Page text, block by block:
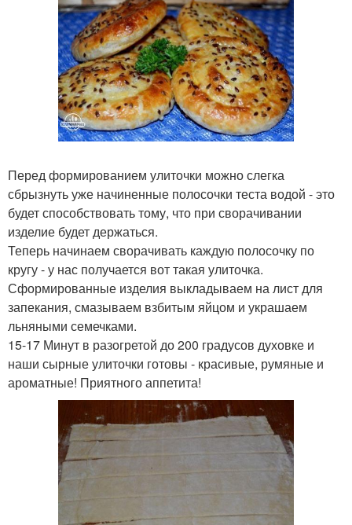
Перед формированием улиточки можно слегка
сбрызнуть уже начиненные полосочки теста водой - это
будет способствовать тому, что при сворачивании
изделие будет держаться.
Теперь начинаем сворачивать каждую полосочку по
кругу - у нас получается вот такая улиточка.
Сформированные изделия выкладываем на лист для
запекания, смазываем взбитым яйцом и украшаем
льняными семечками.
15-17 Минут в разогретой до 200 градусов духовке и
наши сырные улиточки готовы - красивые, румяные и
ароматные! Приятного аппетита!